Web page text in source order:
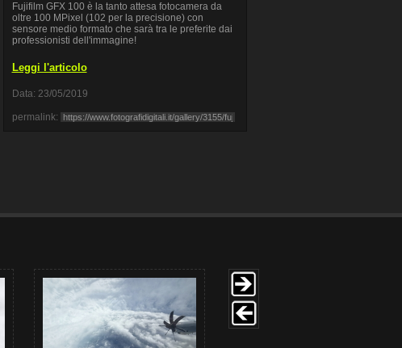
Fujifilm GFX 100 è la tanto attesa fotocamera da
oltre 100 MPixel (102 per la precisione) con
sensore medio formato che sarà tra le preferite dai
professionisti dell'immagine!
Leggi l'articolo
Data: 23/05/2019
permalink: